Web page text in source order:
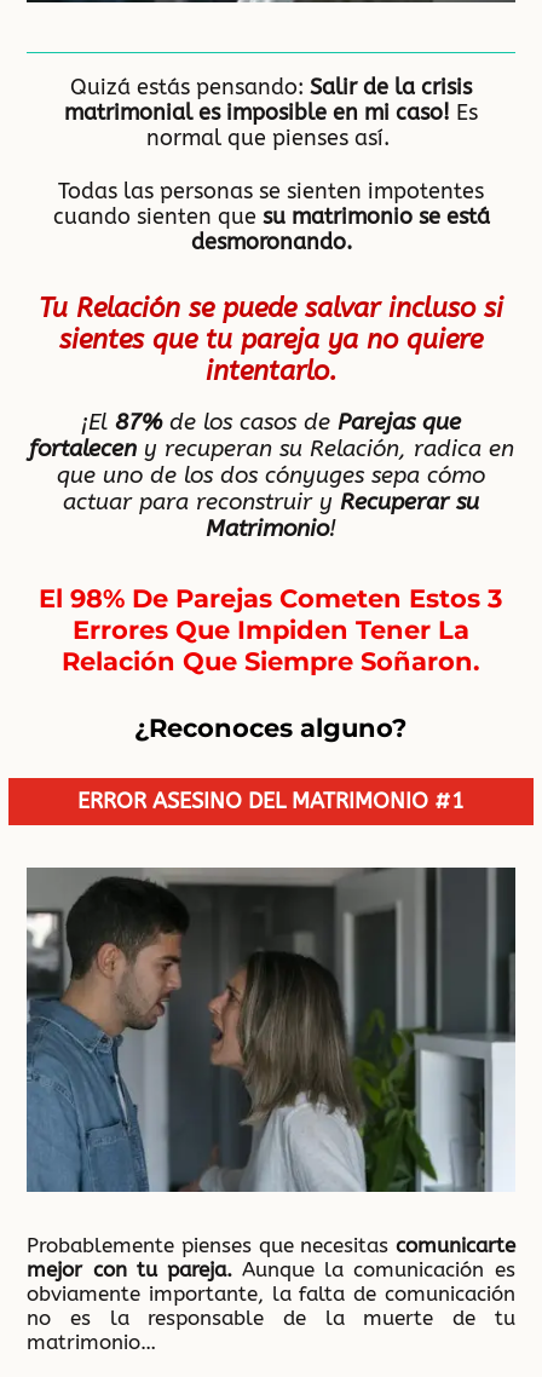
Quizá estás pensando: Salir de la crisis
matrimonial es imposible en mi caso! Es
normal que pienses así.
Todas las personas se sienten impotentes
cuando sienten que su matrimonio se está
desmoronando.
Tu Relación se puede salvar incluso si
sientes que tu pareja ya no quiere
intentarlo.
¡El 87%de los casos de Parejas que
fortaleceny recuperan su Relación, radica en
que uno de los dos cónyuges sepa cómo
actuar para reconstruir y Recuperar su
Matrimonio!
El 98% De Parejas Cometen Estos 3
Errores Que Impiden Tener La
Relación Que Siempre Soñaron.
¿Reconoces alguno?
ERROR ASESINO DEL MATRIMONIO #1
Probablemente pienses que necesitas comunicarte
mejor con tu pareja.Aunque la comunicación es
obviamente importante, la falta de comunicación
no es la responsable de la muerte de tu
matrimonio…